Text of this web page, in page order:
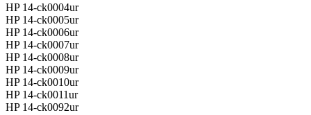
HP 14-ck0004ur
HP 14-ck0005ur
HP 14-ck0006ur
HP 14-ck0007ur
HP 14-ck0008ur
HP 14-ck0009ur
HP 14-ck0010ur
HP 14-ck0011ur
HP 14-ck0092ur